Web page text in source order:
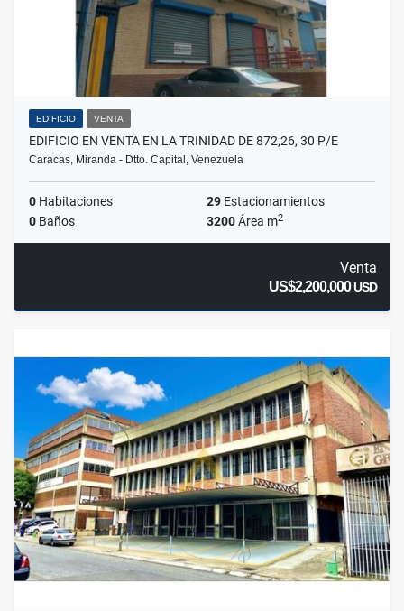
EDIFICIO VENTA
EDIFICIO EN VENTA EN LA TRINIDAD DE 872,26, 30 P/E
Caracas, Miranda - Dtto. Capital, Venezuela
0 Habitaciones 29 Estacionamientos
0 Baños 3200Área m2
Venta
US$2,200,000USD